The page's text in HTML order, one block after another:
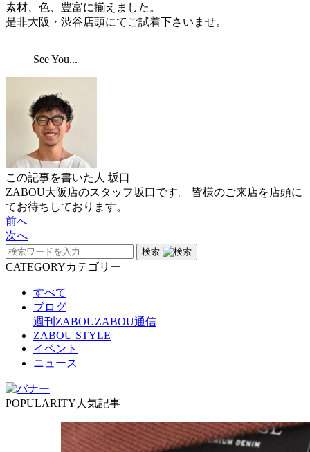
素材、色、豊富に揃えました。
是非大阪・渋谷店頭にてご試着下さいませ。
See You...
この記事を書いた人 坂口
ZABOU大阪店のスタッフ坂口です。 皆様のご来店を店頭に
てお待ちしております。
前へ
次へ
検索
CATEGORYカテゴリー
すべて
ブログ
週刊ZABOUZABOU通信
ZABOU STYLE
イベント
ニュース
POPULARITY 人気記事